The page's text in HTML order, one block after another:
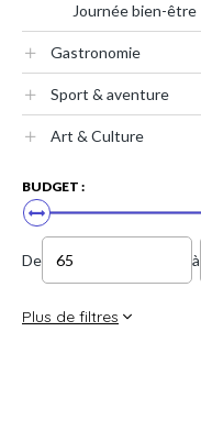
Journée bien-être
Gastronomie
Sport & aventure
Art & Culture
BUDGET :
De à
Plus de filtres